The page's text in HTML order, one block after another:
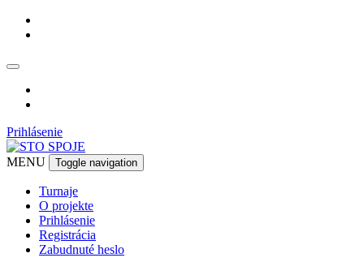
Prihlásenie
MENU Toggle navigation
Turnaje
O projekte
Prihlásenie
Registrácia
Zabudnuté heslo